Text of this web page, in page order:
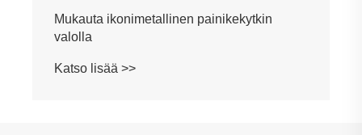
Mukauta ikonimetallinen painikekytkin
valolla
Katso lisää >>